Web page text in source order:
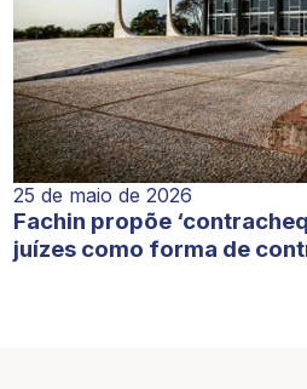
25 de maio de 2026
Fachin propõe
juízes como forma de